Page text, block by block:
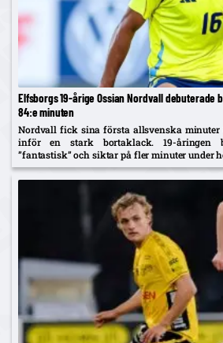
Elfsborgs 19-årige Ossian Nordvall debuterade
84:e minuten
Nordvall fick sina första allsvenska
inför en stark bortaklack. 19-åringen
”fantastisk” och siktar på fler minuter under